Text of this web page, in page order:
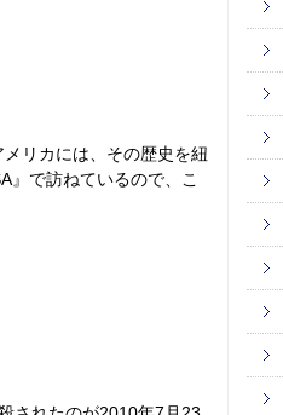
リカには、その歴史を紐
』で訪ねているので、こ